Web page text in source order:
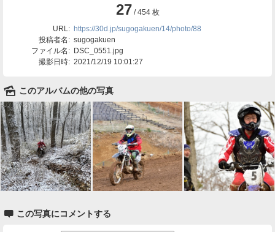
27 / 454 枚
URL: https://30d.jp/sugogakuen/14/photo/88
投稿者名: sugogakuen
ファイル名: DSC_0551.jpg
撮影日時: 2021/12/19 10:01:27
🌄 このアルバムの他の写真
 この写真にコメントする